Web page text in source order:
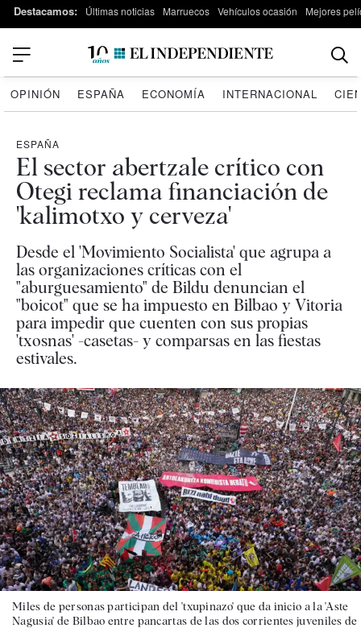
Destacamos: Últimas noticias Marruecos Vehículos ocasión Mejores
OPINIÓN ESPAÑA ECONOMÍA INTERNACIONAL
ESPAÑA
El sector abertzale crítico con
Otegi reclama financiación de
'kalimotxo y cerveza'
Desde el 'Movimiento Socialista' que agrupa a
las organizaciones críticas con el
"aburguesamiento" de Bildu denuncian el
"boicot" que se ha impuesto en Bilbao y Vitoria
para impedir que cuenten con sus propias
'txosnas' -casetas- y comparsas en las fiestas
estivales.
Miles de personas participan del 'txupinazo' que da inicio a la 'Aste
Nagusia' de Bilbao entre pancartas de las dos corrientes juveniles de